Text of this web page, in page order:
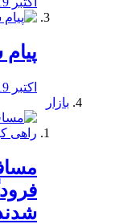
اکتبر 19, 2019
بازار